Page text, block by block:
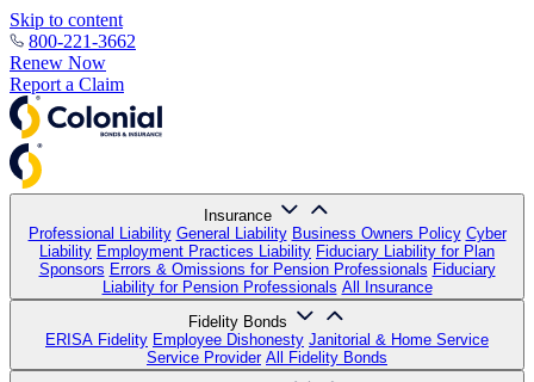
Skip to content
800-221-3662
Renew Now
Report a Claim
Insurance
Professional Liability General Liability Business Owners Policy Cyber
Liability Employment Practices Liability Fiduciary Liability for Plan
Sponsors Errors & Omissions for Pension Professionals Fiduciary
Liability for Pension Professionals All Insurance
Fidelity Bonds
ERISA Fidelity Employee Dishonesty Janitorial & Home Service
Service Provider All Fidelity Bonds